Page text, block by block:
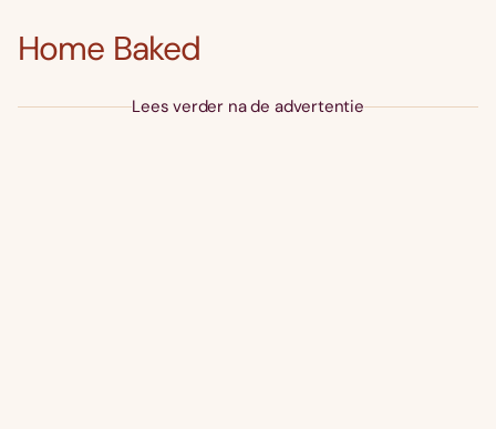
Home Baked
Lees verder na de advertentie